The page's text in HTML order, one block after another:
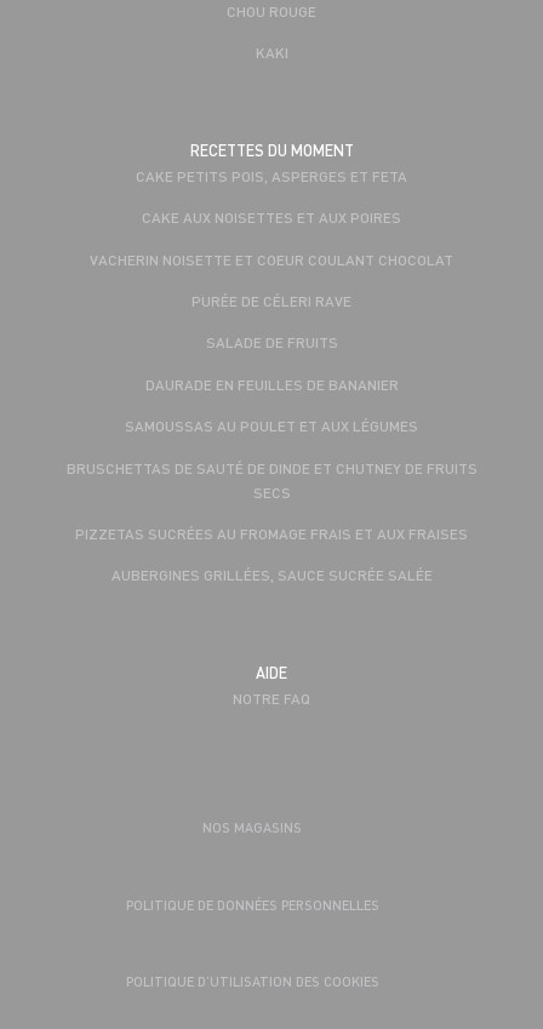
CHOU ROUGE
KAKI
RECETTES DU MOMENT
CAKE PETITS POIS, ASPERGES ET FETA
CAKE AUX NOISETTES ET AUX POIRES
VACHERIN NOISETTE ET COEUR COULANT CHOCOLAT
PURÉE DE CÉLERI RAVE
SALADE DE FRUITS
DAURADE EN FEUILLES DE BANANIER
SAMOUSSAS AU POULET ET AUX LÉGUMES
BRUSCHETTAS DE SAUTÉ DE DINDE ET CHUTNEY DE FRUITS
SECS
PIZZETAS SUCRÉES AU FROMAGE FRAIS ET AUX FRAISES
AUBERGINES GRILLÉES, SAUCE SUCRÉE SALÉE
AIDE
NOTRE FAQ
NOS MAGASINS
POLITIQUE DE DONNÉES PERSONNELLES
POLITIQUE D’UTILISATION DES COOKIES